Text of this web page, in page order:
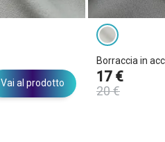
Vai al prodotto
Borraccia in
17 €
20 €